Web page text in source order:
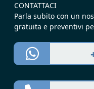
CONTATTACI
Parla subito con un
gratuita e preventivi